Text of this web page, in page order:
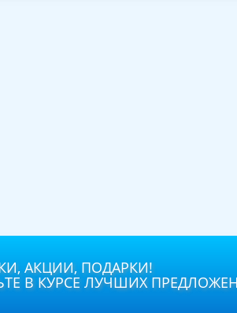
АКЦИИ, ПОДАРКИ!
В КУРСЕ ЛУЧШИХ